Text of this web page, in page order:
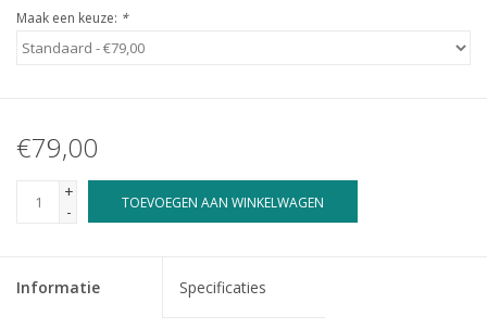
Maak een keuze: *
€79,00
+
-
TOEVOEGEN AAN WINKELWAGEN
Informatie Specificaties